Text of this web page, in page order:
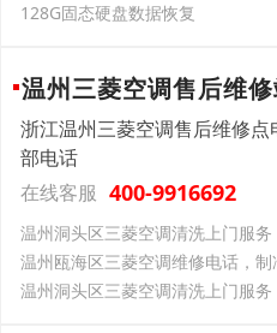
128G固态硬盘数据恢复
温州三菱空调售后维
浙江温州三菱空调售后维修
部电话
在线客服 400-9916692
温州洞头区三菱空调清洗上门服
温州瓯海区三菱空调维修电话，